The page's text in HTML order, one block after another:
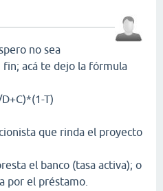
no sea
acá te dejo la fórmula
T)
que rinda el proyecto
el banco (tasa activa); o
por el préstamo.